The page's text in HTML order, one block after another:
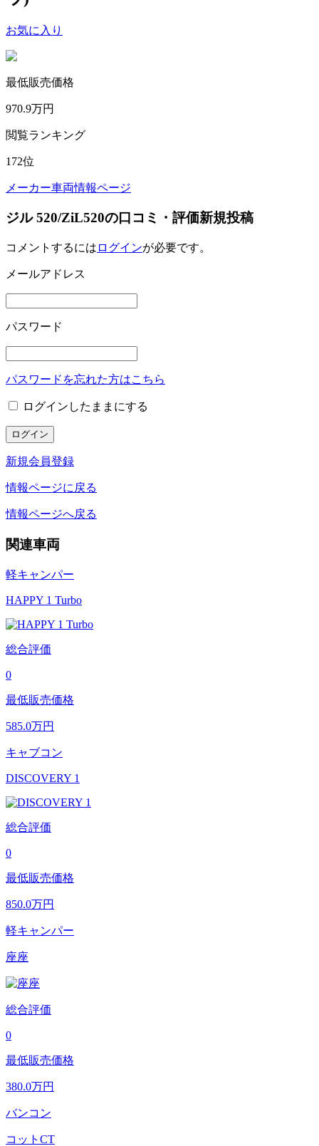
お気に入り
最低販売価格
970.9万円
閲覧ランキング
172位
メーカー車両情報ページ
ジル 520/ZiL520の口コミ・評価新規投稿
コメントするには ログインが必要です。
メールアドレス
パスワード
パスワードを忘れた方はこちら
ログインしたままにする
新規会員登録
情報ページに戻る
情報ページへ戻る
関連車両
軽キャンパー
HAPPY 1 Turbo
総合評価
0
最低販売価格
585.0万円
キャブコン
DISCOVERY 1
総合評価
0
最低販売価格
850.0万円
軽キャンパー
座座
総合評価
0
最低販売価格
380.0万円
バンコン
コットCT